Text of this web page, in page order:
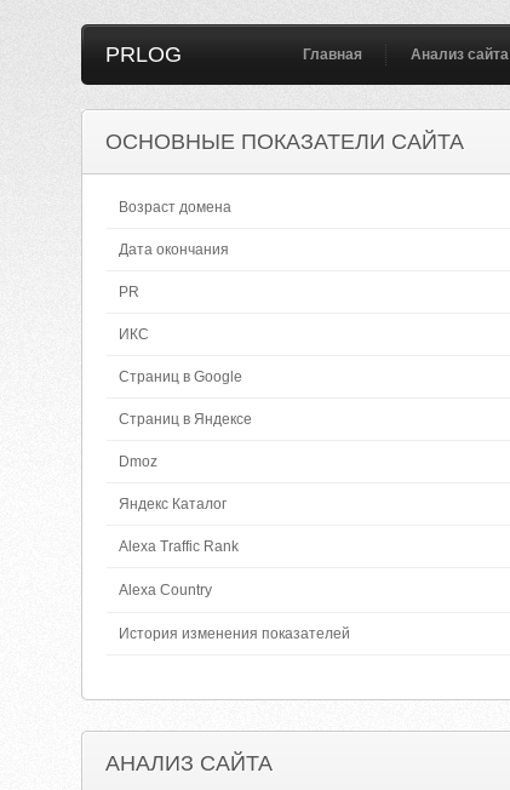
PRLOG Главная Анализ сайта
ОСНОВНЫЕ ПОКАЗАТЕЛИ САЙТА
Возраст домена
Дата окончания
PR
ИКС
Страниц в Google
Страниц в Яндексе
Dmoz
Яндекс Каталог
Alexa Traffic Rank
Alexa Country
История изменения показателей
АНАЛИЗ САЙТА